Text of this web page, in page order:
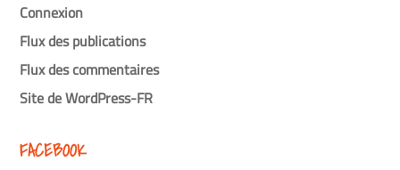
Connexion
Flux des publications
Flux des commentaires
Site de WordPress-FR
FACEBOOK